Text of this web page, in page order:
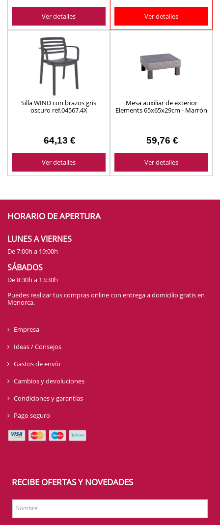
Ver detalles Ver detalles
Silla WIND con brazos gris
oscuro ref.04567.4X
64,13 €
Ver detalles
Mesa auxiliar de exterior
Elements 65x65x29cm - Marrón
59,76 €
Ver detalles
HORARIO DE APERTURA
LUNES A VIERNES
De 7:00h a 19:00h
SÁBADOS
De 8:30h a 13:30h
Puedes realizar tus compras online con entrega a domicilio gratis en
Menorca.
Empresa
Ideas / Consejos
Gastos de envío
Cambios y devoluciones
Condiciones y garantías
Pago seguro
RECIBE OFERTAS Y NOVEDADES
Nombre